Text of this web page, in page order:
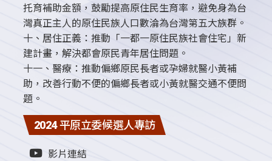
托育補助金額，鼓勵提高原住民生育率，避免身為台
灣真正主人的原住民族人口數淪為台灣第五大族群。
十、居住正義：推動「一都一原住民族社會住宅」新
建計畫，解決都會原民青年居住問題。
十一、醫療：推動偏鄉原民長者或孕婦就醫小黃補
助，改善行動不便的偏鄉長者或小黃就醫交通不便問
題。
2024 平原立委候選人專訪
影片連結